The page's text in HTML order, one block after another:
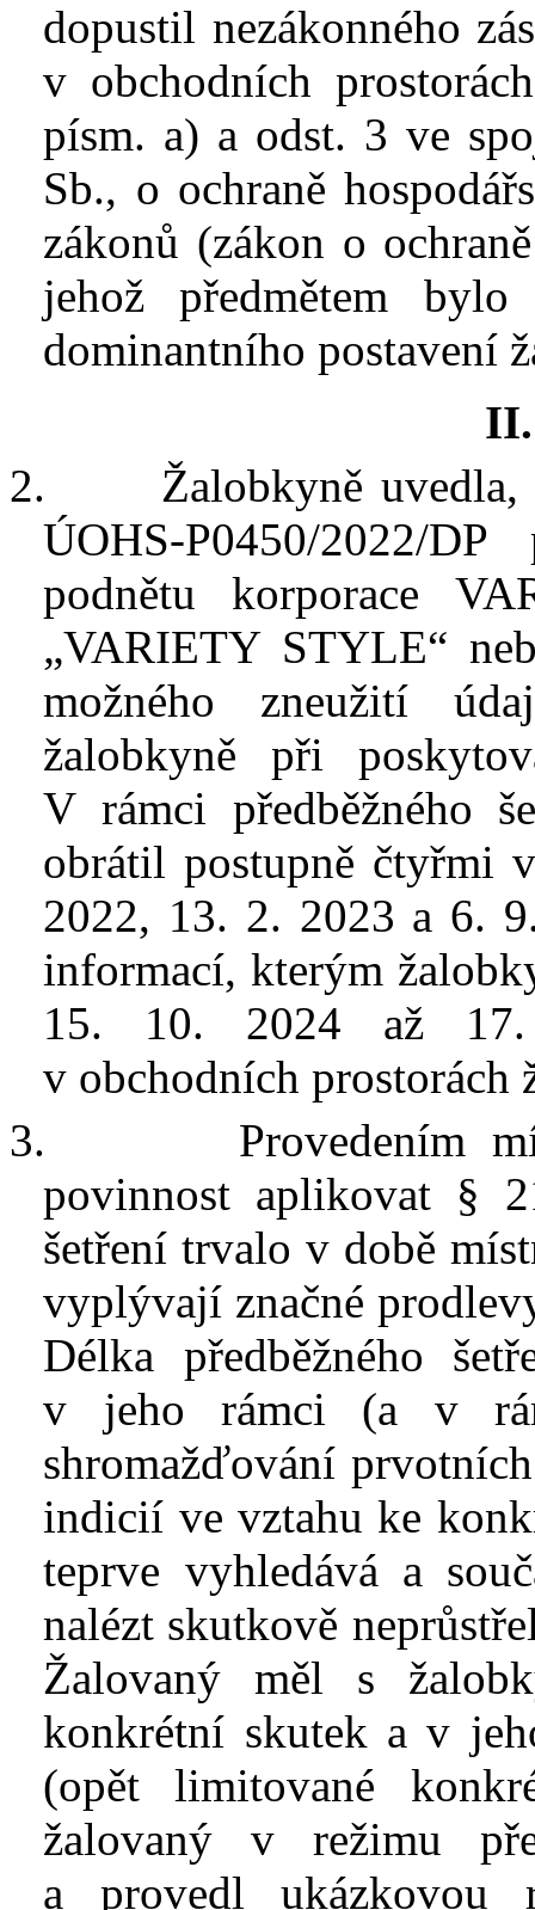
dopustil nezákonného
v obchodních
písm. a) a odst. 3 ve
Sb., o ochraně
zákonů (zákon o
jehož předmětem bylo
dominantního postavení
II
2.
Žalobkyně
ÚOHS-P0450/2022/DP
podnětu korporace
„VARIETY STYLE“
možného zneužití
žalobkyně při
V rámci předběžného
obrátil postupně čtyřmi
2022, 13. 2. 2023 a 6.
informací, kterým
15. 10. 2024 až 17.
v obchodních prostorách
3.
Provedením
povinnost aplikovat §
šetření trvalo v době
vyplývají značné
Délka předběžného
v
jeho rámci (a v
shromažďování
indicií ve vztahu ke
teprve vyhledává a
nalézt skutkově
Žalovaný měl s
konkrétní skutek a v
(opět limitované
žalovaný v
režimu
a
provedl ukázkovou